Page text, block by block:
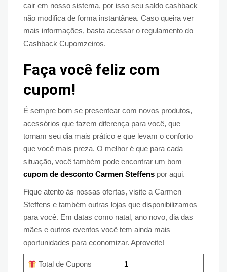
cair em nosso sistema, por isso seu saldo cashback
não modifica de forma instantânea. Caso queira ver
mais informações, basta acessar o regulamento do
Cashback Cupomzeiros.
Faça você feliz com
cupom!
É sempre bom se presentear com novos produtos,
acessórios que fazem diferença para você, que
tornam seu dia mais prático e que levam o conforto
que você mais preza. O melhor é que para cada
situação, você também pode encontrar um bom
cupom de desconto Carmen Steffens por aqui.
Fique atento às nossas ofertas, visite a Carmen
Steffens e também outras lojas que disponibilizamos
para você. Em datas como natal, ano novo, dia das
mães e outros eventos você tem ainda mais
oportunidades para economizar. Aproveite!
Total de Cupons 1